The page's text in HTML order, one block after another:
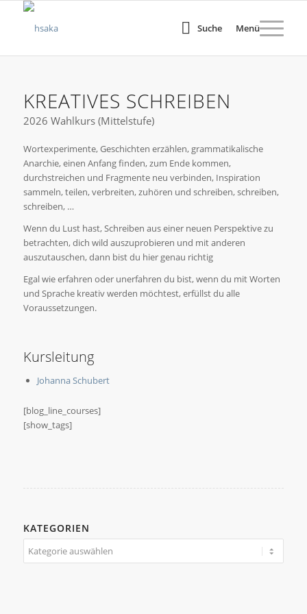
Suche Menü
KREATIVES SCHREIBEN
2026 Wahlkurs (Mittelstufe)
Wortexperimente, Geschichten erzählen, grammatikalische
Anarchie, einen Anfang finden, zum Ende kommen,
durchstreichen und Fragmente neu verbinden, Inspiration
sammeln, teilen, verbreiten, zuhören und schreiben, schreiben,
schreiben, …
Wenn du Lust hast, Schreiben aus einer neuen Perspektive zu
betrachten, dich wild auszuprobieren und mit anderen
auszutauschen, dann bist du hier genau richtig
Egal wie erfahren oder unerfahren du bist, wenn du mit Worten
und Sprache kreativ werden möchtest, erfüllst du alle
Voraussetzungen.
Kursleitung
Johanna Schubert
[blog_line_courses]
[show_tags]
KATEGORIEN
Kategorien